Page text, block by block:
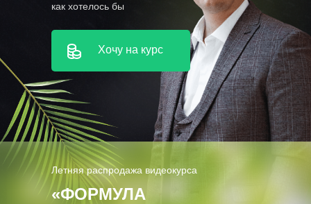
как хотелось бы
Летняя распродажа видеокурса
«ФОРМУЛА
Хочу на курс